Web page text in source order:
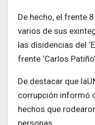
De hecho, el frente
varios de sus
las disidencias del
frente ‘Carlos
De destacar que
corrupción informó
hechos que
personas.